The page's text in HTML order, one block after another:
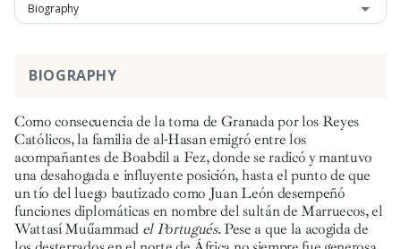
Biography
BIOGRAPHY
Como consecuencia de la toma de Granada por los Reyes
Católicos, la familia de al-Hasan emigró entre los
acompañantes de Boabdil a Fez, donde se radicó y mantuvo
una desahogada e influyente posición, hasta el punto de que
un tío del luego bautizado como Juan León desempeñó
funciones diplomáticas en nombre del sultán de Marruecos, el
Wattasí Muűammad el Portugués.Pese a que la acogida de